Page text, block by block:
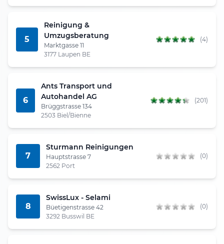
5
Reinigung &
Umzugsberatung
Marktgasse 11
3177 Laupen BE
(4)
6
Ants Transport und
Autohandel AG
Brüggstrasse 134
2503 Biel/Bienne
(201)
7
Sturmann Reinigungen
Hauptstrasse 7
2562 Port
(0)
8
SwissLux - Selami
Büetigenstrasse 42
3292 Busswil BE
(0)